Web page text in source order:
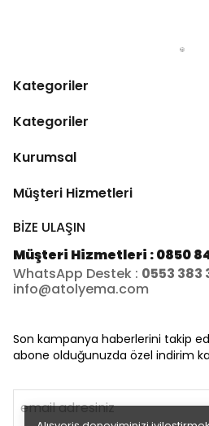
Kategoriler
Kategoriler
Kurumsal
Müşteri Hizmetleri
BİZE ULAŞIN
Müşteri Hizmetleri : 0850
WhatsApp Destek : 0553 383
info@atolyema.com
Son kampanya haberlerini takip
abone olduğunuzda özel indirim